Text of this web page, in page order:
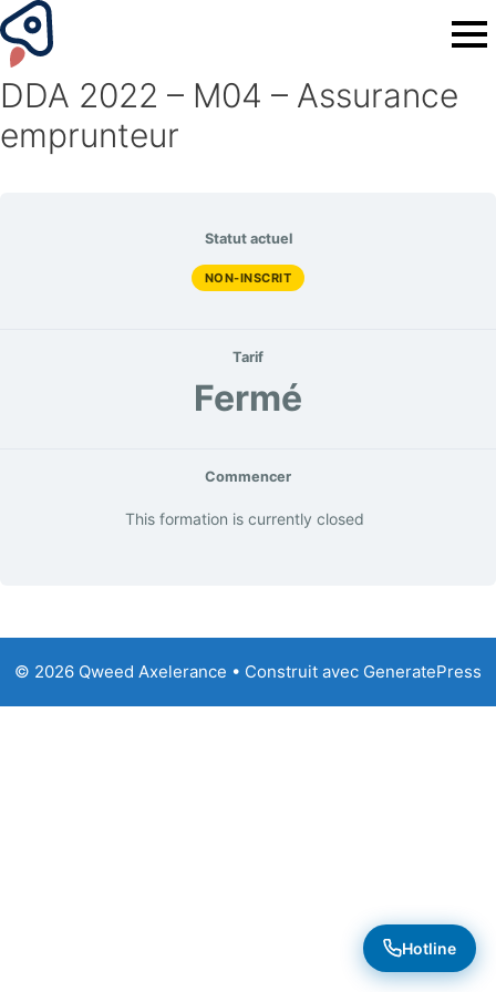
DDA 2022 – M04 – Assurance
emprunteur
Statut actuel
NON-INSCRIT
Tarif
Fermé
Commencer
This formation is currently closed
© 2026 Qweed Axelerance • Construit avec GeneratePress
Hotline